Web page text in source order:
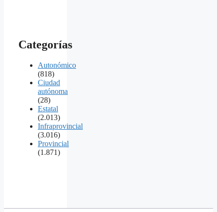
Categorías
Autonómico
(818)
Ciudad
autónoma
(28)
Estatal
(2.013)
Infraprovincial
(3.016)
Provincial
(1.871)